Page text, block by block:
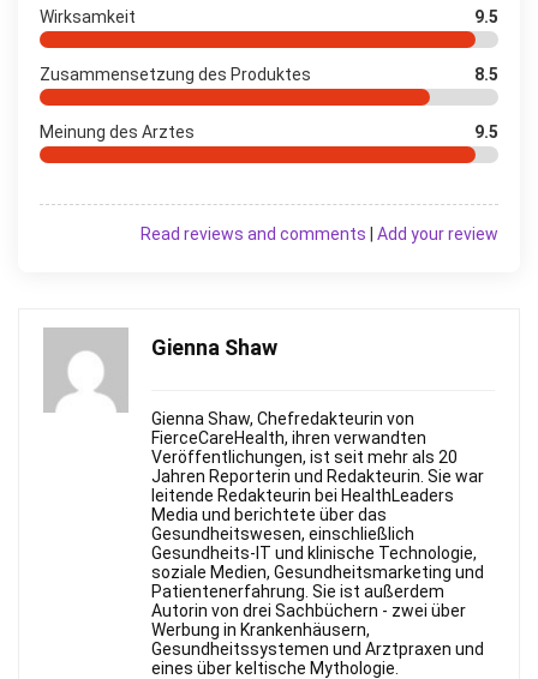
Wirksamkeit 9.5
Zusammensetzung des Produktes 8.5
Meinung des Arztes 9.5
Add your review
Read reviews and comments
Gienna Shaw
Gienna Shaw, Chefredakteurin von
FierceСareHealth, ihren verwandten
Veröffentlichungen, ist seit mehr als 20
Jahren Reporterin und Redakteurin. Sie war
leitende Redakteurin bei HealthLeaders
Media und berichtete über das
Gesundheitswesen, einschließlich
Gesundheits-IT und klinische Technologie,
soziale Medien, Gesundheitsmarketing und
Patientenerfahrung. Sie ist außerdem
Autorin von drei Sachbüchern - zwei über
Werbung in Krankenhäusern,
Gesundheitssystemen und Arztpraxen und
eines über keltische Mythologie.